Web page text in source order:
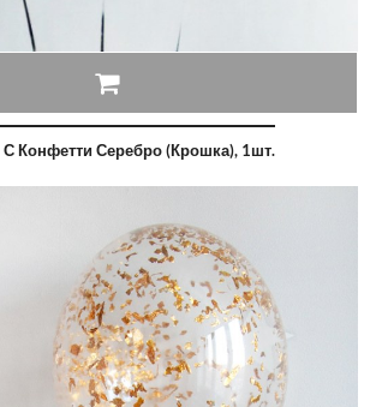
Конфетти Серебро (крошка), 1шт.